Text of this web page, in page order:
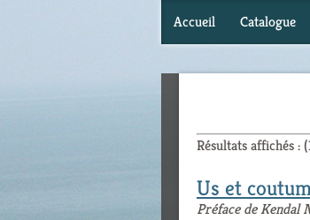
Accueil Catalogue
Résultats affichés :
Us et
Préface de Kendal